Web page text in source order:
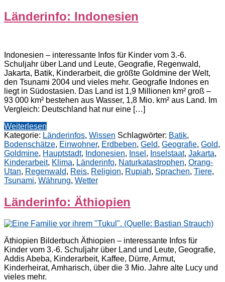
Länderinfo: Indonesien
Indonesien – interessante Infos für Kinder vom 3.-6.
Schuljahr über Land und Leute, Geografie, Regenwald,
Jakarta, Batik, Kinderarbeit, die größte Goldmine der Welt,
den Tsunami 2004 und vieles mehr. Geografie Indones en
liegt in Südostasien. Das Land ist 1,9 Millionen km² groß –
93 000 km² bestehen aus Wasser, 1,8 Mio. km² aus Land. Im
Vergleich: Deutschland hat nur eine […]
Weiterlesen
Kategorie: Länderinfos, Wissen Schlagwörter: Batik,
Bodenschätze, Einwohner, Erdbeben, Geld, Geografie, Gold,
Goldmine, Hauptstadt, Indonesien, Insel , Inselstaat, Jakarta,
Kinderarbeit, Klima, Länderinfo, Naturkatastrophen, Orang-
Utan, Regenwald, Reis, Religion, Rupiah, Sprachen, Tiere,
Tsunami, Währung, Wetter
Länderinfo: Äthiopien
Äthiopien Bilderbuch Äthiopien – interessante Infos für
Kinder vom 3.-6. Schuljahr über Land und Leute, Geografie,
Addis Abeba, Kinderarbeit, Kaffee, Dürre, Armut,
Kinderheirat, Amharisch, über die 3 Mio. Jahre alte Lucy und
vieles mehr.